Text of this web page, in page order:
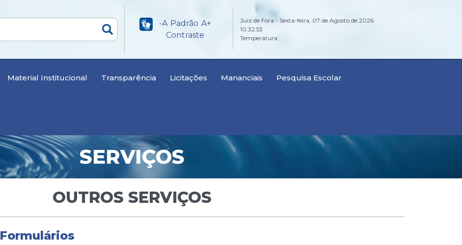
-A Padrão A+
Contraste
Juiz de Fora - Sexta-feira, 07 de Agosto de 2026
10:32:54
Temperatura:
Material Institucional Transparência Licitações Mananciais Pesquisa Escolar
SERVIÇOS
OUTROS SERVIÇOS
Formulários